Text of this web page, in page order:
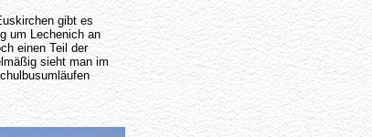
gibt es
um Lechenich an
einen Teil der
sieht man im